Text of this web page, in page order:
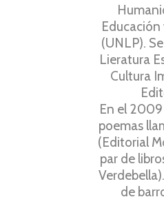
(UNLP).
Lieratura
Cultura
En el
poemas
(Editorial
par de
de